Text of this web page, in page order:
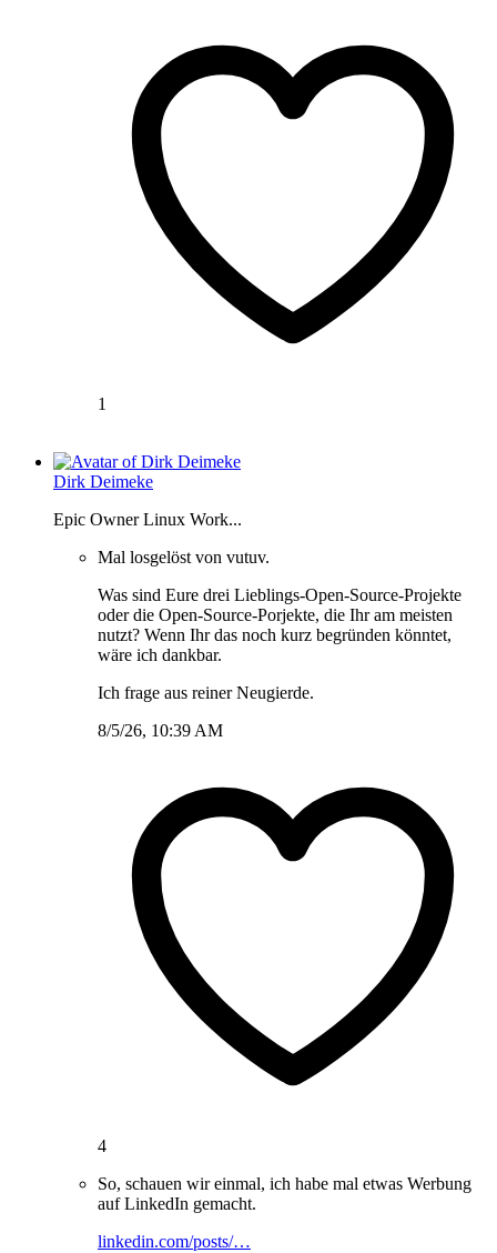
1
Dirk Deimeke
Epic Owner Linux Work...
Mal losgelöst von vutuv.
Was sind Eure drei Lieblings-Open-Source-Projekte
oder die Open-Source-Porjekte, die Ihr am meisten
nutzt? Wenn Ihr das noch kurz begründen könntet,
wäre ich dankbar.
Ich frage aus reiner Neugierde.
8/5/26, 10:39 AM
4
So, schauen wir einmal, ich habe mal etwas Werbung
auf LinkedIn gemacht.
linkedin.com/posts/…